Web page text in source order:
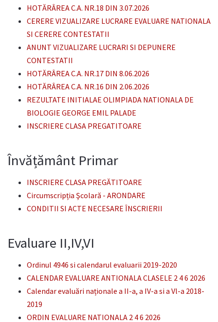
HOTĂRÂREA C.A. NR.18 DIN 3.07.2026
CERERE VIZUALIZARE LUCRARE EVALUARE NATIONALA
SI CERERE CONTESTATII
ANUNT VIZUALIZARE LUCRARI SI DEPUNERE
CONTESTATII
HOTĂRÂREA C.A. NR.17 DIN 8.06.2026
HOTĂRÂREA C.A. NR.16 DIN 2.06.2026
REZULTATE INITIALAE OLIMPIADA NATIONALA DE
BIOLOGIE GEORGE EMIL PALADE
INSCRIERE CLASA PREGATITOARE
Învățământ Primar
INSCRIERE CLASA PREGĂTITOARE
Circumscripția Şcolară - ARONDARE
CONDITII SI ACTE NECESARE ÎNSCRIERII
Evaluare II,IV,VI
Ordinul 4946 si calendarul evaluarii 2019-2020
CALENDAR EVALUARE ANTIONALA CLASELE 2 4 6 2026
Calendar evaluări naționale a II-a, a IV-a si a Vl-a 2018-
2019
ORDIN EVALUARE NATIONALA 2 4 6 2026